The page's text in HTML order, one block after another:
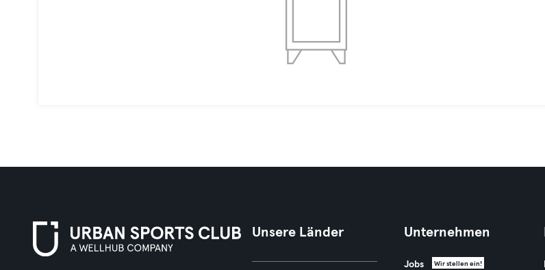
Unsere Länder Unternehmen
Jobs Wir stellen ein!